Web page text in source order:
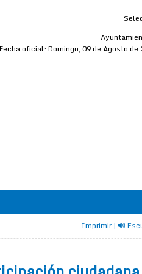
Fecha oficial: Domingo, 09 de Agosto de
Imprimir | 🔊